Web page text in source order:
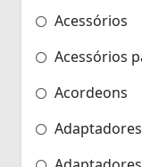
Acessórios
Acessórios
Acordeons
Adaptadores